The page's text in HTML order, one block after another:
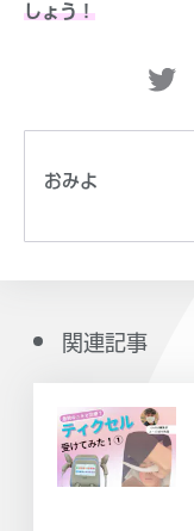
しょう！
おみよ
関連記事